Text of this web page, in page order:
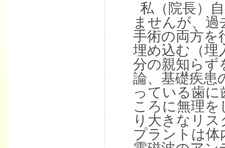
私（院長）
ませんが、
手術の両方を
埋め込む（埋
分の親知らず
論、基礎疾患
っている歯
ころに無理
り大きなリ
プラントは体